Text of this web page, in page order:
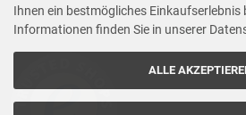
Wenn Ihnen der Service der
bewerten Sie uns bitte bei
Ihnen ein bestmögliches Einkaufserlebnis
Informationen finden Sie in unserer
ALLE